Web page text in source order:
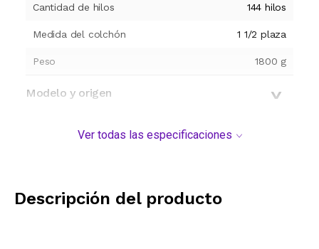
Cantidad de hilos 144 hilos
Medida del colchón 1 1/2 plaza
Peso 1800 g
Modelo y origen
Ver todas las especificaciones
Descripción del producto